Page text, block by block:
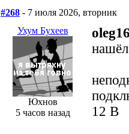
#268 - 7 июля 2026, вторник
Ухум Бухеев
Юхнов
5 часов назад
12 В